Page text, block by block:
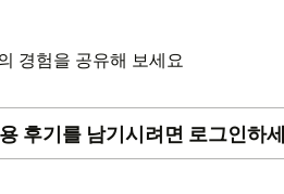
경험을 공유해 보세요
후기를 남기시려면 로그인하